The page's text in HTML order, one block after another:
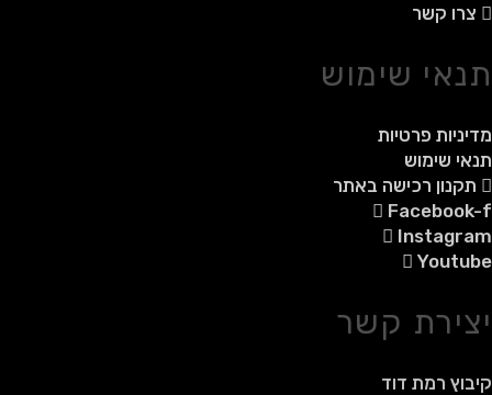
צרו קשר
תנאי שימוש
מדיניות פרטיות
תנאי שימוש
תקנון רכישה באתר
Facebook-f
Instagram
Youtube
יצירת קשר
קיבוץ רמת דוד